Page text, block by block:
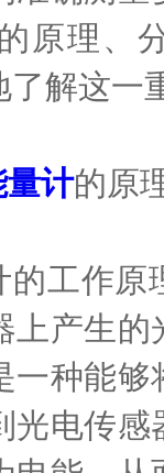
原理、
解这一
计的原
工作原
上产生
一种能
光电传